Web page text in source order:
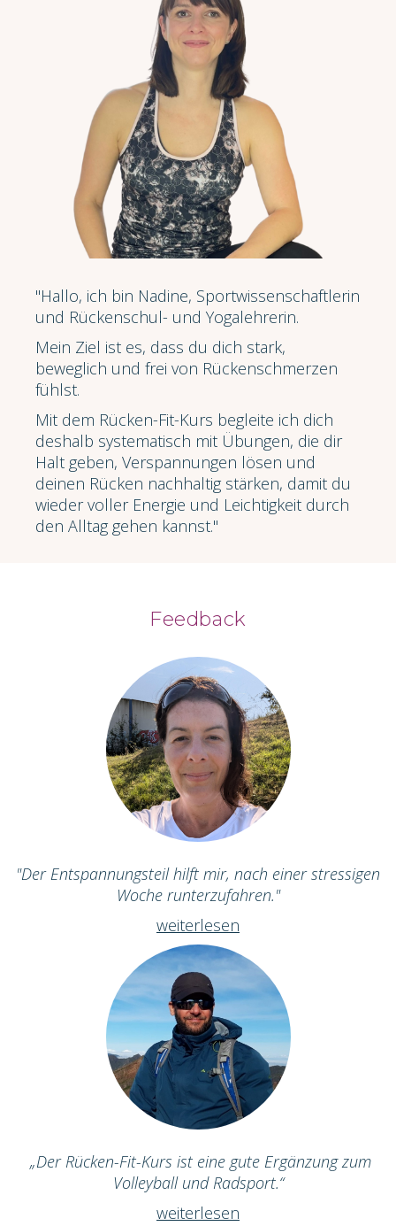
"Hallo, ich bin Nadine, Sportwissenschaftlerin
und Rückenschul- und Yogalehrerin.
Mein Ziel ist es, dass du dich stark,
beweglich und frei von Rückenschmerzen
fühlst.
Mit dem Rücken-Fit-Kurs begleite ich dich
deshalb systematisch mit Übungen, die dir
Halt geben, Verspannungen lösen und
deinen Rücken nachhaltig stärken, damit du
wieder voller Energie und Leichtigkeit durch
den Alltag gehen kannst."
Feedback
"Der Entspannungsteil hilft mir, nach einer stressigen
Woche runterzufahren."
weiterlesen
„Der Rücken-Fit-Kurs ist eine gute Ergänzung zum
Volleyball und Radsport.“
weiterlesen